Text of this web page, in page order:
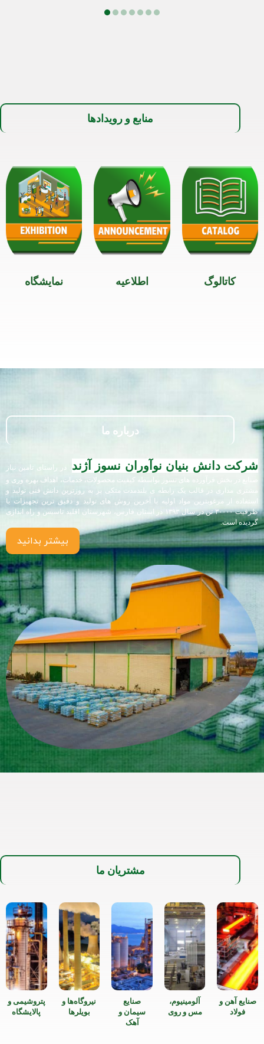
کاتالوگ اطلاعیه نمایشگاه
منابع و رویدادها
درباره ما
شرکت دانش بنیان نوآوران نسوز آژند در راستای تامین نیاز
صنایع در بخش فرآورده های نسوز بواسطه کیفیت محصولات، خدمات، اهداف بهره وری و
مشتری مداری در قالب یک رابطه ی بلندمدت متکی بر به روزترین دانش فنی تولید و
استفاده از مرغوبترین مواد اولیه با آخرین روش های تولید و دقیق ترین تجهیزات با
ظرفیت ۳۰۰۰۰ تن در سال ۱۳۹۳ در استان فارس، شهرستان اقلید تاسیس و راه اندازی
گردیده است.
بیشتر بدانید
صنایع آهن و
فولاد
آلومینیوم،
مس و روی
صنایع
سیمان و
آهک
نیروگاه‌ها و
بویلرها
پتروشیمی و
پالایشگاه
مشتریان ما